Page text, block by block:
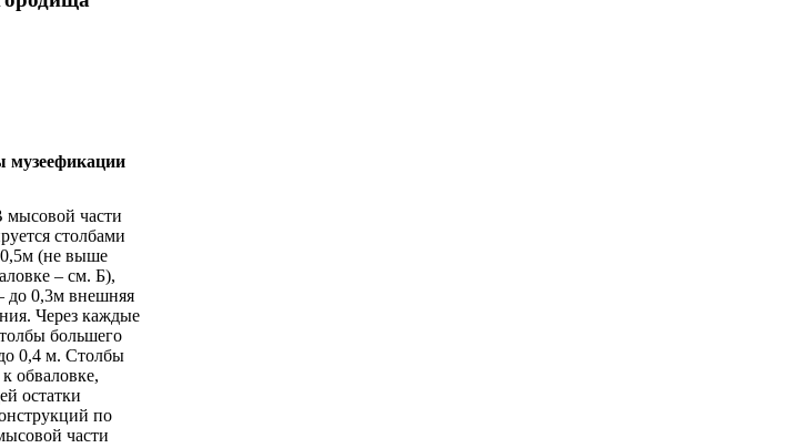
мысовой части
столбами
(не выше
– см. Б),
до 0,3м внешняя
Через каждые
большего
0,4 м. Столбы
обваловке,
остатки
по
части